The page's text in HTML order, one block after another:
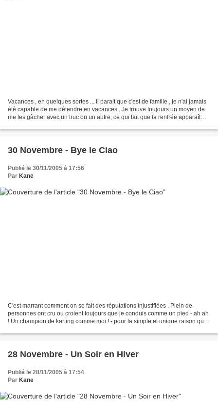
Vacances , en quelques sortes ... Il parait que c'est de famille , je n'ai jamais
été capable de me détendre en vacances . Je trouve toujours un moyen de
me les gâcher avec un truc ou un autre, ce qui fait que la rentrée apparaît
30 Novembre - Bye le Ciao
Publié le 30/11/2005 à 17:56
Par Kane
C'est marrant comment on se fait des réputations injustifiées . Plein de
personnes ont cru ou croient toujours que je conduis comme un pied - ah ah
! Un champion de karting comme moi ! - pour la simple et unique raison que
28 Novembre - Un Soir en Hiver
Publié le 28/11/2005 à 17:54
Par Kane